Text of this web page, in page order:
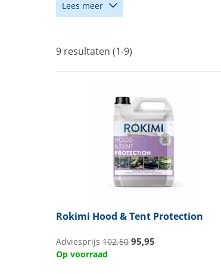
Lees meer
9 resultaten (1-9)
Rokimi Hood & Tent Protection
Adviesprijs102,50 95,95
Op voorraad